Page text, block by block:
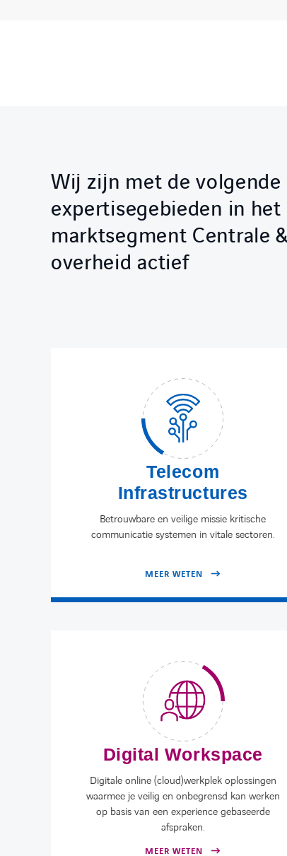
Wij zijn met de volgende
expertisegebieden in het
marktsegment Centrale
overheid actief
Telecom
Infrastructures
Betrouwbare en veilige missie kritische
communicatie systemen in vitale sectoren.
MEER WETEN
Digital Workspace
Digitale online (cloud)werkplek oplossingen
waarmee je veilig en onbegrensd kan werken
op basis van een experience gebaseerde
afspraken.
MEER WETEN